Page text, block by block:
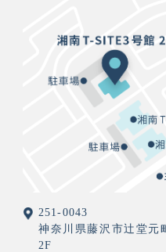
251-0043
神奈川県藤沢市辻堂元
2F